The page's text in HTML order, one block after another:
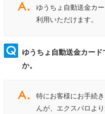
ゆうちょ自動送金カ
利用いただけます。
ゆうちょ自動送金カー
か。
特にお客様にお手続
んが、エクスパロよ